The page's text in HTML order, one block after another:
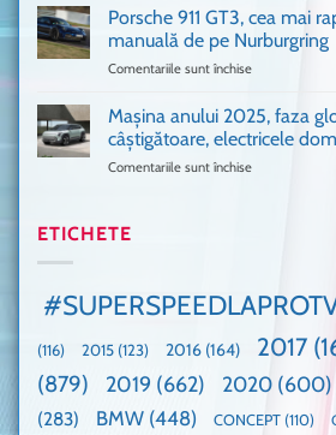
în
UK,
nevoie
de
VANS!
Am
pus
umărul
cu
mai
mare
paradă
de
dube
Porsche 911 GT3, cea mai
manuală de pe Nurburgring
Comentariile sunt închise
911
GT3,
cea
pe
Nurburgring
Mașina anului 2025, faza
câștigătoare, electricele
Comentariile sunt închise
EV3
câștigătoare,
electricele
domină
WCOTY
ETICHETE
(116) 2015 (123) 2016 (164) 2017
(879)
2019 (662) 2020 (600)
(283)
BMW (448) CONCEPT (110)